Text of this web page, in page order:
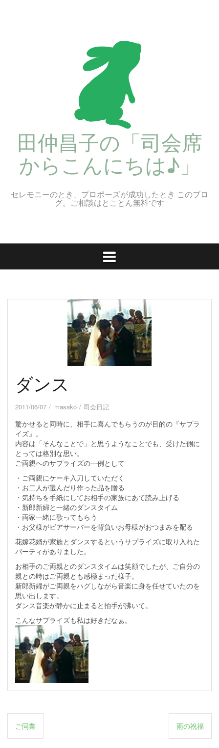
田仲昌子の「司会席
からこんにちは♪」
セレモニーのとき、プロポーズが成功したとき このブロ
グ。ご相談はとことん無料です
ダンス
2011/06/07 masako 司会日記
驚かせると同時に、相手に喜んでもらうのが目的の『サプラ
イズ』。
内容は「そんなことで」と思うようなことでも、受けた側に
とっては格別な思い。
ご両親へのサプライズの一例として
・ご両親にケーキ入刀していただく
・お二人が選んだり作った品を贈る
・気持ちを手紙にしてお相手の家族にあて読み上げる
・新郎新婦と一緒のダンスタイム
・両家一緒に歌ってもらう
・お父様がビアサーバーを背負いお母様がおつまみを配る
花嫁花婿が家族とダンスするというサプライズに取り入れた
パーティがありました。
お相手のご両親とのダンスタイムは笑顔でしたが、ご自分の
親との時はご両親とも感極まった様子。
新郎新婦がご両親をハグしながら音楽に身を任せていたのを
思い出します。
ダンス音楽が静かに止まると拍手が沸いて。
こんなサプライズも私は好きだなぁ。
投
稿
ご同業 雨の祝福